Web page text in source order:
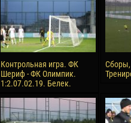
Контрольная игра. ФК
Шериф - ФК Олимпик.
1:2.07.02.19. Белек.